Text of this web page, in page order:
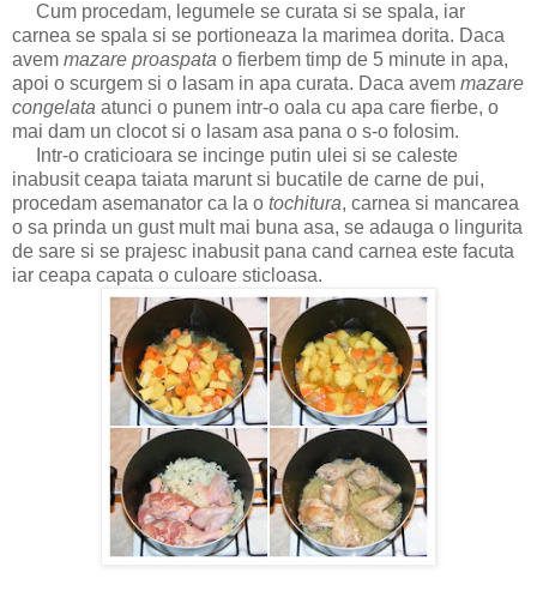
Cum procedam, legumele se curata si se spala, iar
carnea se spala si se portioneaza la marimea dorita. Daca
avem mazare proaspata o fierbem timp de 5 minute in apa,
apoi o scurgem si o lasam in apa curata. Daca avem mazare
congelata atunci o punem intr-o oala cu apa care fierbe, o
mai dam un clocot si o lasam asa pana o s-o folosim.
Intr-o craticioara se incinge putin ulei si se caleste
inabusit ceapa taiata marunt si bucatile de carne de pui,
procedam asemanator ca la o tochitura, carnea si mancarea
o sa prinda un gust mult mai buna asa, se adauga o lingurita
de sare si se prajesc inabusit pana cand carnea este facuta
iar ceapa capata o culoare sticloasa.